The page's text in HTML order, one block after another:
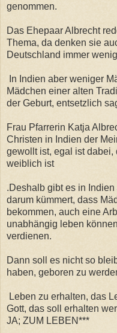
genommen.
Das Ehepaar Albrecht
Thema, da denken sie
Deutschland immer
In Indien aber weniger
Mädchen einer alten
der Geburt, entsetzlich
Frau Pfarrerin Katja
Christen in Indien der
gewollt ist, egal ist
weiblich ist
.Deshalb gibt es in
darum kümmert, dass
bekommen, auch eine
unabhängig leben
verdienen.
Dann soll es nicht so
haben, geboren zu
Leben zu erhalten, das
Gott, das soll erhalten
JA; ZUM LEBEN***